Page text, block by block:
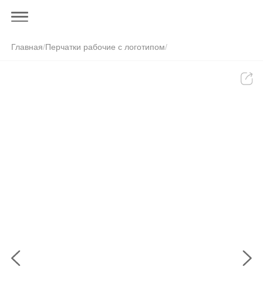
Главная/Перчатки рабочие с логотипом/